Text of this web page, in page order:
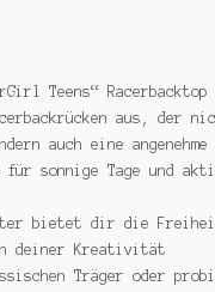
Teens“ Racerbacktop
aus, der
auch eine angenehme
für sonnige Tage und
bietet dir die
deiner Kreativität
Träger oder